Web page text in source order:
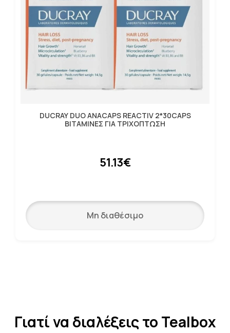
DUCRAY DUO ANACAPS REACTIV 2*30CAPS
ΒΙΤΑΜΙΝΕΣ ΓΙΑ ΤΡΙΧΟΠΤΩΣΗ
51.13€
Μη διαθέσιμο
Γιατί να διαλέξεις το Tealbox